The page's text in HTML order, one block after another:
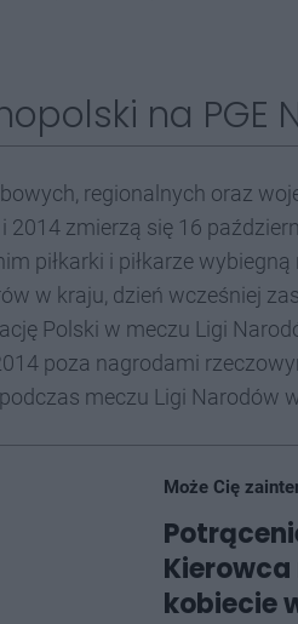
na PGE
regionalnych oraz
2014 zmierzą się 16
piłkarki i piłkarze
w kraju, dzień wcześniej
Polski w meczu Ligi
poza nagrodami
meczu Ligi Narodów
Może Cię
kobiecie